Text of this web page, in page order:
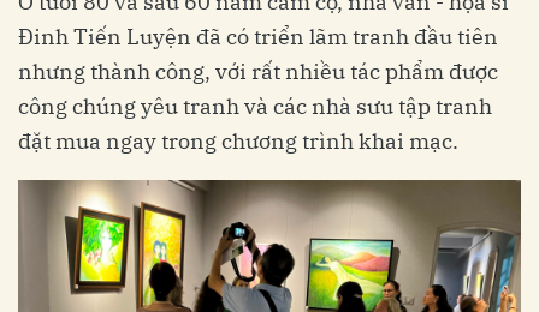
Đinh Tiến Luyện đã có triển lãm tranh đầu tiên
nhưng thành công, với rất nhiều tác phẩm được
công chúng yêu tranh và các nhà sưu tập tranh
đặt mua ngay trong chương trình khai mạc.